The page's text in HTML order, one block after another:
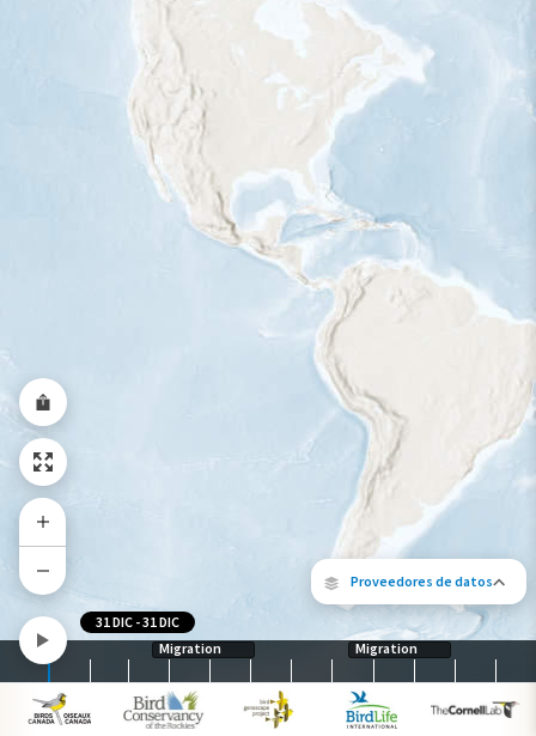
Proveedores de datos
Los siguientes socios contribuyeron
Alto
Gama de especies por estación
Gama de verano
Rango de invierno
Rango a lo largo del año
Migration Migration
31 DIC -31 DIC